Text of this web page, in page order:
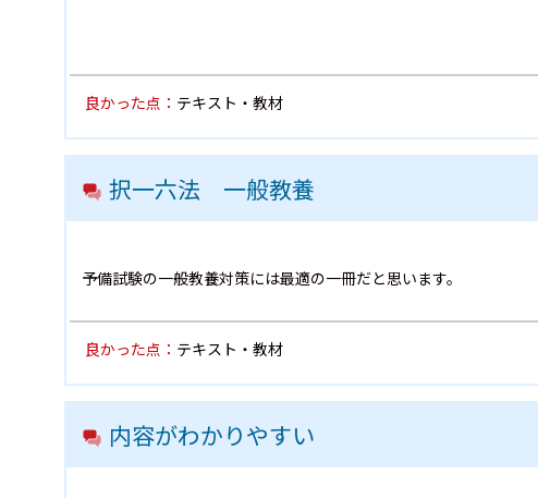
良かった点： テキスト・教材
択一六法 一般教養
予備試験の一般教養対策には最適の一冊だと思います。
良かった点： テキスト・教材
内容がわかりやすい